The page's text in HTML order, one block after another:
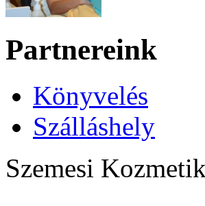
Partnereink
Könyvelés
Szálláshely
Szemesi